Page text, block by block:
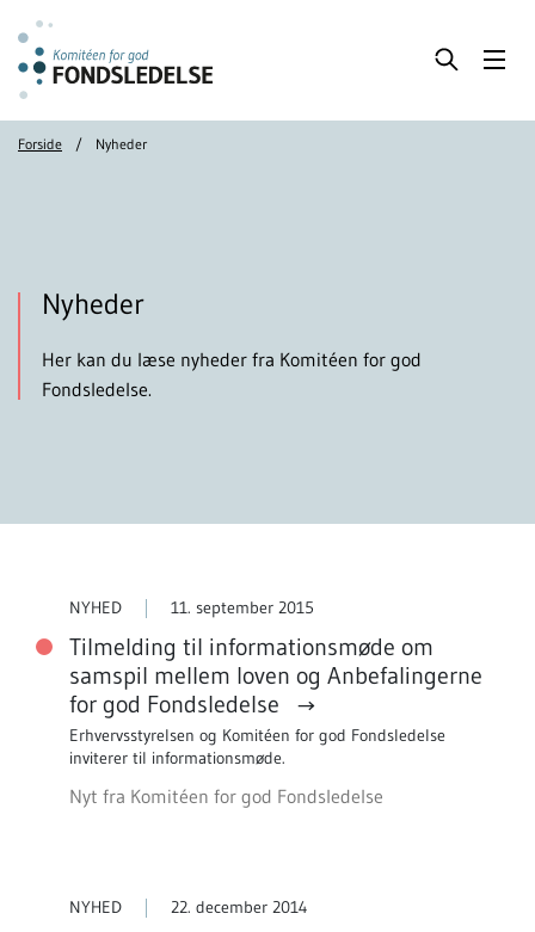
Forside Nyheder
Nyheder
Her kan du læse nyheder fra Komitéen for god
Fondsledelse.
NYHED 11. september 2015
Tilmelding til informationsmøde om
samspil mellem loven og Anbefalingerne
for god Fondsledelse
Erhvervsstyrelsen og Komitéen for god Fondsledelse
inviterer til informationsmøde.
Nyt fra Komitéen for god Fondsledelse
NYHED 22. december 2014